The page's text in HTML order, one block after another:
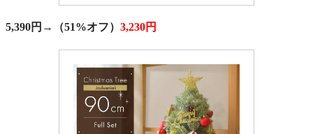
5,390円→ （51%オフ） 3,230円